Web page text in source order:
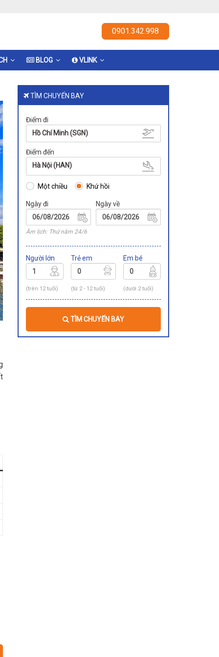
0901.342.998
BLOG VLINK
TÌM CHUYẾN BAY
Điểm đi
Hồ Chí Minh (SGN)
Điểm đến
Hà Nội (HAN)
Một chiều Khứ hồi
Ngày đi
Âm lịch: Thứ năm 24/6
Ngày về
Người lớn
(trên 12 tuổi)
Trẻ em
(từ 2 - 12 tuổi)
Em bé
(dưới 2 tuổi)
TÌM CHUYẾN BAY